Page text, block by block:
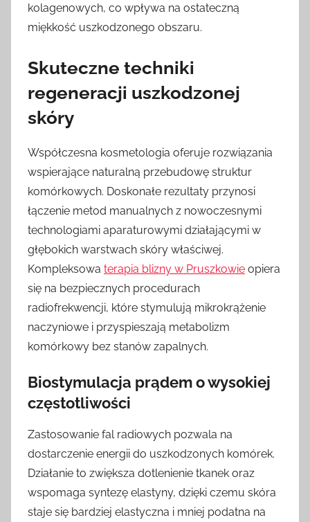
kolagenowych, co wpływa na ostateczną
miękkość uszkodzonego obszaru.
Skuteczne techniki
regeneracji uszkodzonej
skóry
Współczesna kosmetologia oferuje rozwiązania
wspierające naturalną przebudowę struktur
komórkowych. Doskonałe rezultaty przynosi
łączenie metod manualnych z nowoczesnymi
technologiami aparaturowymi działającymi w
głębokich warstwach skóry właściwej.
Kompleksowa terapia blizny w Pruszkowie opiera
się na bezpiecznych procedurach
radiofrekwencji, które stymulują mikrokrążenie
naczyniowe i przyspieszają metabolizm
komórkowy bez stanów zapalnych.
Biostymulacja prądem o wysokiej
częstotliwości
Zastosowanie fal radiowych pozwala na
dostarczenie energii do uszkodzonych komórek.
Działanie to zwiększa dotlenienie tkanek oraz
wspomaga syntezę elastyny, dzięki czemu skóra
staje się bardziej elastyczna i mniej podatna na